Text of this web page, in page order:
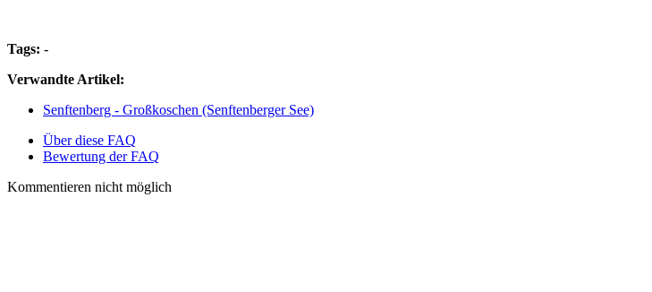
Tags: -
Verwandte Artikel:
Senftenberg - Großkoschen (Senftenberger See)
Über diese FAQ
Bewertung der FAQ
Kommentieren nicht möglich